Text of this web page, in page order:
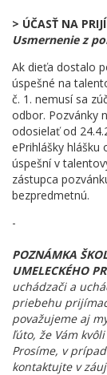
> ÚČASŤ NA
Usmernenie z
Ak dieťa dostalo
úspešné na
č. 1. nemusí sa
odbor. Pozvánky
odosielať od
ePrihlášky hlášku
úspešní v
zástupca
bezpredmetnú.
-
POZNÁMKA
UMELECKÉHO
uchádzači a
priebehu
považujeme aj
ľúto, že Vám
Prosíme, v
kontaktujte v